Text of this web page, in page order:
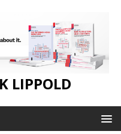
LIPPOLD